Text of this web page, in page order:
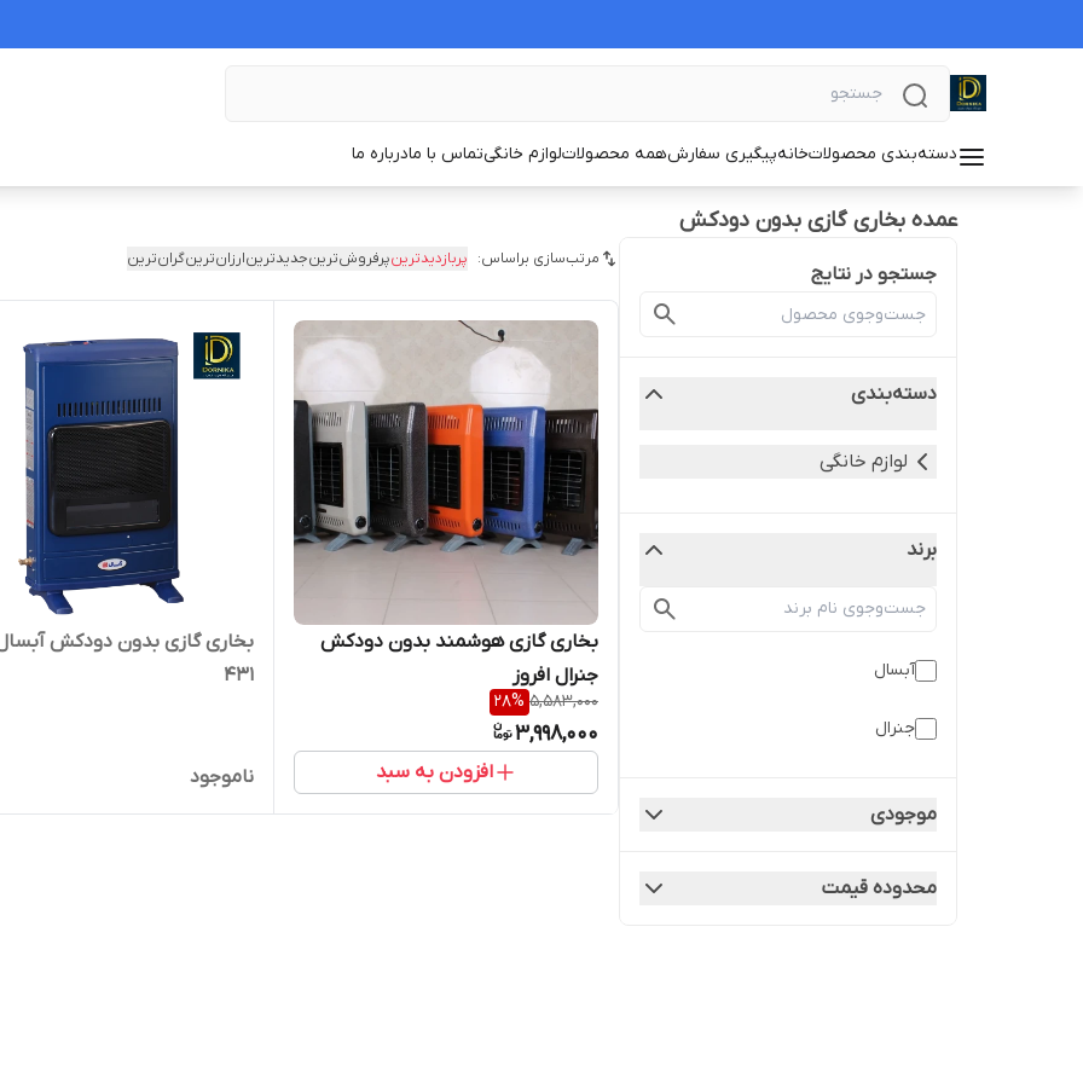
دسته‌بندی محصولاتخانهپیگیری سفارشهمه محصولاتلوازم خانگیتماس با مادرباره ما
عمده بخاری گازی بدون دودکش
جستجو در نتایج
دسته‌بندی
لوازم خانگی
برند
آبسال
جنرال
موجودی
محدوده قیمت
مرتب‌سازی براساس: پربازدیدترینپرفروش‌ترینجدیدترینارزان‌ترینگران‌ترین
بخاری گازی هوشمند بدون دودکش
جنرال افروز
5,583,000
28%
3,998,000
افزودن به سبد
بخاری گازی بدون دودکش
431
ناموجود